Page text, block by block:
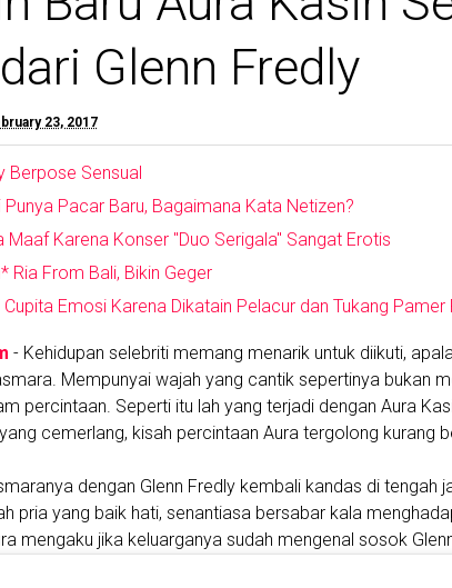
Glenn Fredly
23, 2017
Berpose Sensual
Punya Pacar Baru, Bagaimana Kata Netizen?
Maaf Karena Konser "Duo Serigala" Sangat Erotis
Ria From Bali, Bikin Geger
Cupita Emosi Karena Dikatain Pelacur dan Tukang Pamer
- Kehidupan selebriti memang menarik untuk diikuti,
Mempunyai wajah yang cantik sepertinya bukan
percintaan. Seperti itu lah yang terjadi dengan Aura
cemerlang, kisah percintaan Aura tergolong kurang
dengan Glenn Fredly kembali kandas di tengah
pria yang baik hati, senantiasa bersabar kala
mengaku jika keluarganya sudah mengenal sosok